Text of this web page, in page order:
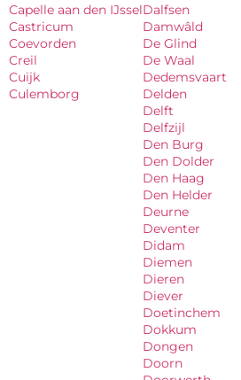
Capelle aan den IJssel
Castricum
Coevorden
Creil
Cuijk
Culemborg
Dalfsen
Damwâld
De Glind
De Waal
Dedemsvaart
Delden
Delft
Delfzijl
Den Burg
Den Dolder
Den Haag
Den Helder
Deurne
Deventer
Didam
Diemen
Dieren
Diever
Doetinchem
Dokkum
Dongen
Doorn